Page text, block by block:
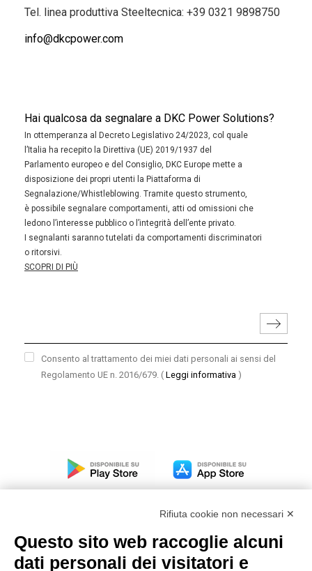
Tel. linea produttiva Steeltecnica: +39 0321 9898750
info@dkcpower.com
Hai qualcosa da segnalare a DKC Power Solutions?
In ottemperanza al Decreto Legislativo 24/2023, col quale
l’Italia ha recepito la Direttiva (UE) 2019/1937 del
Parlamento europeo e del Consiglio, DKC Europe mette a
disposizione dei propri utenti la Piattaforma di
Segnalazione/Whistleblowing. Tramite questo strumento,
è possibile segnalare comportamenti, atti od omissioni che
ledono l’interesse pubblico o l’integrità dell’ente privato.
I segnalanti saranno tutelati da comportamenti discriminatori
o ritorsivi.
SCOPRI DI PIÙ
Consento al trattamento dei miei dati personali ai sensi del
Regolamento UE n. 2016/679. ( Leggi informativa )
Modello organizzativo, gestione e controllo – D. lgs.
Rifiuta cookie non necessari ✕
Questo sito web raccoglie alcuni
dati personali dei visitatori e